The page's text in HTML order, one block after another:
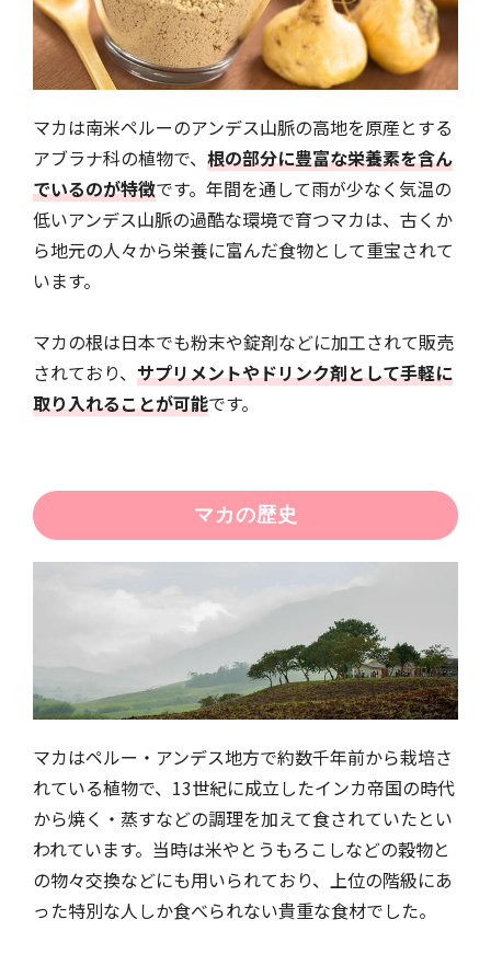
マカは南米ペルーのアンデス山脈の高地を原産とする
アブラナ科の植物で、 根の部分に豊富な栄養素を含ん
でいるのが特徴です。年間を通して雨が少なく気温の
低いアンデス山脈の過酷な環境で育つマカは、古くか
ら地元の人々から栄養に富んだ食物として重宝されて
います。
マカの根は日本でも粉末や錠剤などに加工されて販売
されており、 サプリメントやドリンク剤として手軽に
取り入れることが可能です。
マカの歴史
マカはペルー・アンデス地方で約数千年前から栽培さ
れている植物で、13世紀に成立したインカ帝国の時代
から焼く・蒸すなどの調理を加えて食されていたとい
われています。当時は米やとうもろこしなどの穀物と
の物々交換などにも用いられており、上位の階級にあ
った特別な人しか食べられない貴重な食材でした。